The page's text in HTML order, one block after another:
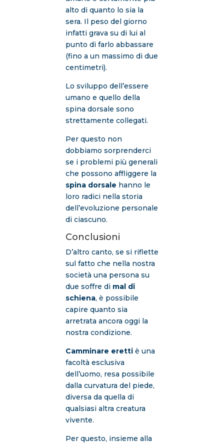
alto di quanto lo sia la
sera. Il peso del giorno
infatti grava su di lui al
punto di farlo abbassare
(fino a un massimo di due
centimetri).
Lo sviluppo dell’essere
umano e quello della
spina dorsale sono
strettamente collegati.
Per questo non
dobbiamo sorprenderci
se i problemi più generali
che possono affliggere la
spina dorsale hanno le
loro radici nella storia
dell’evoluzione personale
di ciascuno.
Conclusioni
D’altro canto, se si riflette
sul fatto che nella nostra
società una persona su
due soffre dimal di
schiena, è possibile
capire quanto sia
arretrata ancora oggi la
nostra condizione.
Camminare erettiè una
facoltà esclusiva
dell’uomo, resa possibile
dalla curvatura del piede,
diversa da quella di
qualsiasi altra creatura
vivente.
Per questo, insieme alla